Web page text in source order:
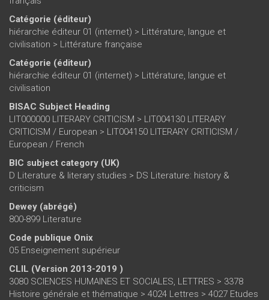
Catégorie (éditeur)
hiérarchie éditeur 01 (internet) > Littérature, langue et
civilisation > Littérature française
Catégorie (éditeur)
hiérarchie éditeur 01 (internet) > Littérature, langue et
civilisation
BISAC Subject Heading
LIT000000 LITERARY CRITICISM > LIT004130 LITERARY
CRITICISM / European > LIT004150 LITERARY CRITICISM /
European / French
BIC subject category (UK)
D Literature & literary studies > DS Literature: history &
criticism
Dewey (abrégé)
800-899 Literature
Code publique Onix
05 Enseignement supérieur
CLIL (Version 2013-2019 )
3080 SCIENCES HUMAINES ET SOCIALES, LETTRES > 3378
Histoire générale et thématique > 4024 Lettres > 4027 Etudes